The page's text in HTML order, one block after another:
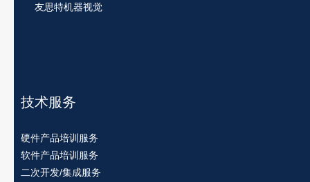
友思特机器视觉
技术服务
硬件产品培训服务
软件产品培训服务
二次开发/集成服务